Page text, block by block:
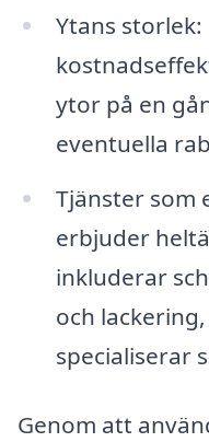
Ytans
ytor på en
eventuella
Tjänster som
erbjuder
inkluderar
och
specialiserar
Genom att